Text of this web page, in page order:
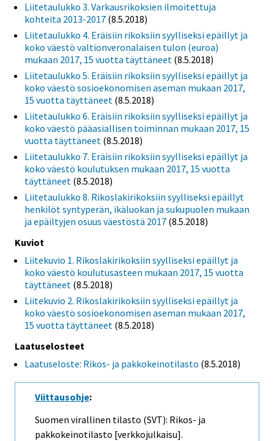
Liitetaulukko 3. Varkausrikoksien ilmoitettuja
kohteita 2013-2017 (8.5.2018)
Liitetaulukko 4. Eräisiin rikoksiin syylliseksi epäillyt ja
koko väestö valtionveronalaisen tulon (euroa)
mukaan 2017, 15 vuotta täyttäneet (8.5.2018)
Liitetaulukko 5. Eräisiin rikoksiin syylliseksi epäillyt ja
koko väestö sosioekonomisen aseman mukaan 2017,
15 vuotta täyttäneet (8.5.2018)
Liitetaulukko 6. Eräisiin rikoksiin syylliseksi epäillyt ja
koko väestö pääasiallisen toiminnan mukaan 2017, 15
vuotta täyttäneet (8.5.2018)
Liitetaulukko 7. Eräisiin rikoksiin syylliseksi epäillyt ja
koko väestö koulutuksen mukaan 2017, 15 vuotta
täyttäneet (8.5.2018)
Liitetaulukko 8. Rikoslakirikoksiin syylliseksi epäillyt
henkilöt syntyperän, ikäluokan ja sukupuolen mukaan
ja epäiltyjen osuus väestöstä 2017 (8.5.2018)
Kuviot
Liitekuvio 1. Rikoslakirikoksiin syylliseksi epäillyt ja
koko väestö koulutusasteen mukaan 2017, 15 vuotta
täyttäneet (8.5.2018)
Liitekuvio 2. Rikoslakirikoksiin syylliseksi epäillyt ja
koko väestö sosioekonomisen aseman mukaan 2017,
15 vuotta täyttäneet (8.5.2018)
Laatuselosteet
Laatuseloste: Rikos- ja pakkokeinotilasto (8.5.2018)
Viittausohje:
Suomen virallinen tilasto (SVT): Rikos- ja
pakkokeinotilasto [verkkojulkaisu].